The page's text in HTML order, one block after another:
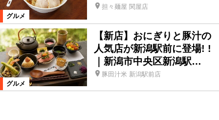
グルメ
担々麺屋 関屋店
グルメ
【新店】おにぎりと豚汁の
人気店が新潟駅前に登場! !
｜新潟市中央区新潟駅…
豚田汁米 新潟駅前店